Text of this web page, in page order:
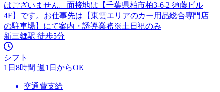
はございません。面接地は【千葉県柏市柏3-6-2 須藤ビル
4F】です。お仕事先は【東雲エリアのカー用品総合専門店
の駐車場】にて案内・誘導業務※土日祝のみ
新三郷駅 徒歩5分
シフト
1日8時間 週1日からOK
交通費支給